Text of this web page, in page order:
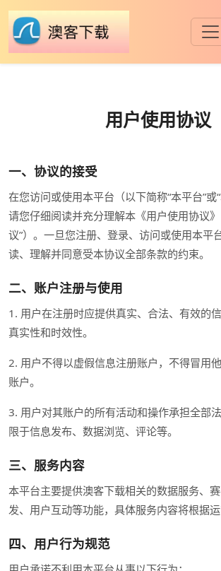
用户使用协议
一、协议的接受
在您访问或使用本平台（以下简称“本平台”或“
请您仔细阅读并充分理解本《用户使用协议
议”）。一旦您注册、登录、访问或使用本平
读、理解并同意受本协议全部条款的约束。
二、账户注册与使用
1. 用户在注册时应提供真实、合法、有效的
真实性和时效性。
2. 用户不得以虚假信息注册账户，不得冒用
账户。
3. 用户对其账户的所有活动和操作承担全部
限于信息发布、数据浏览、评论等。
三、服务内容
本平台主要提供澳客下载相关的数据服务、
发、用户互动等功能，具体服务内容将根据运
四、用户行为规范